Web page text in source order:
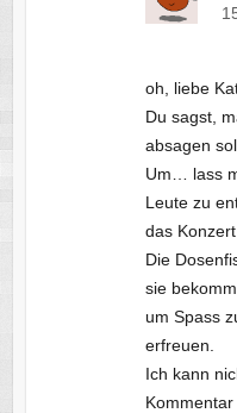
oh, liebe
Du sagst,
absagen
Um… lass
Leute zu
das
Die
sie
um Spass
erfreuen.
Ich kann